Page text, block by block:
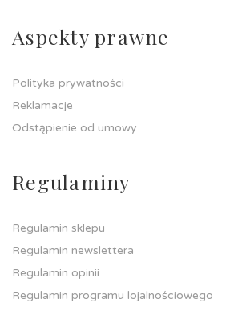
Aspekty prawne
Polityka prywatności
Reklamacje
Odstąpienie od umowy
Regulaminy
Regulamin sklepu
Regulamin newslettera
Regulamin opinii
Regulamin programu lojalnościowego